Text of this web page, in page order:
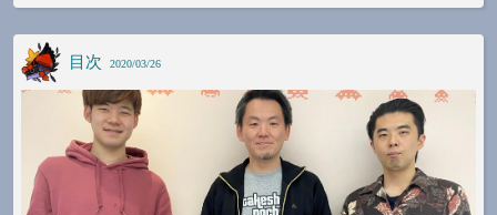
目次 2020/03/26